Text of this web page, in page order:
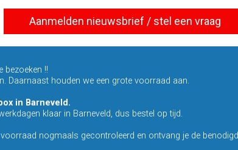
Aanmelden nieuwsbrief / stel een vraag
bezoeken !!
Daarnaast houden we een grote voorraad aan.
in Barneveld.
klaar in Barneveld, dus bestel op tijd.
nogmaals gecontroleerd en ontvang je de